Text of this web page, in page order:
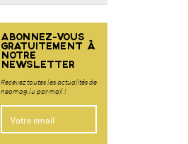
ABONNEZ-VOUS
GRATUITEMENT À
NOTRE
NEWSLETTER
Recevez toutes les actualités de
neomag.lu par mail !